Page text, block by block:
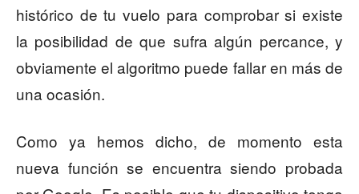
histórico de tu vuelo para comprobar si existe
la posibilidad de que sufra algún percance, y
obviamente el algoritmo puede fallar en más de
una ocasión.
Como ya hemos dicho, de momento esta
nueva función se encuentra siendo probada